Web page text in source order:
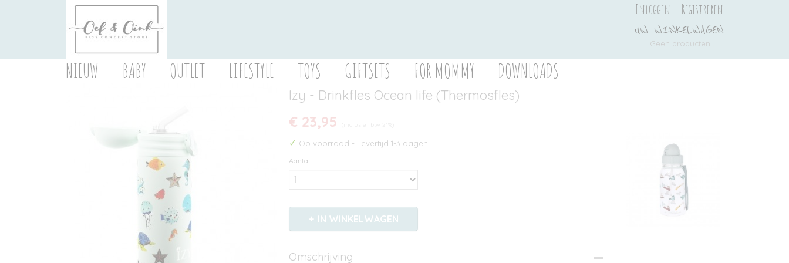
Inloggen Registreren
UW WINKELWAGEN
Geen producten
NIEUW BABY OUTLET LIFESTYLE TOYS GIFTSETS FOR MOMMY DOWNLOADS
Izy - Drinkfles Ocean life (Thermosfles)
€ 23,95 (inclusief btw 21%)
✓ Op voorraad - Levertijd 1-3 dagen
Aantal
IN WINKELWAGEN
Omschrijving